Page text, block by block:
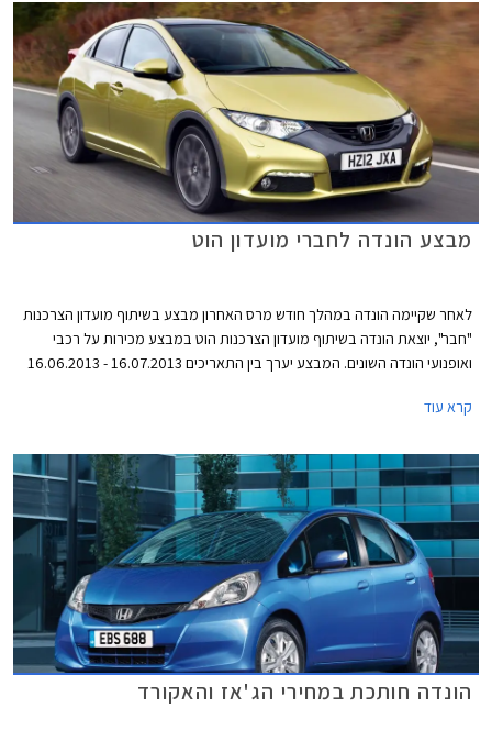
מבצע הונדה לחברי מועדון הוט
לאחר שקיימה הונדה במהלך חודש מרס האחרון מבצע בשיתוף מועדון הצרכנות
"חבר", יוצאת הונדה בשיתוף מועדון הצרכנות הוט במבצע מכירות על רכבי
ואופנועי הונדה השונים. המבצע יערך בין התאריכים 16.07.2013 - 16.06.2013
ואבזור מתנה בהתאם לדגם. כמו כן, מוצעים לרוכשים הנחות ברכישת אביזרים
מקומית) ומימון בריבית פריים מינוס 0.5%.
קרא עוד
הונדה חותכת במחירי הג'אז והאקורד